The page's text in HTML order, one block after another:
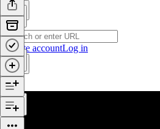
Create accountLog in